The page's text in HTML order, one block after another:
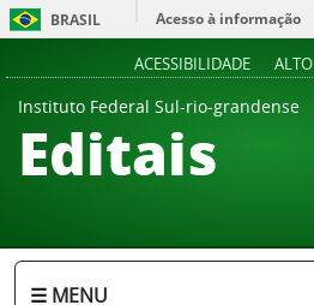
BRASIL
Acesso à informação
ACESSIBILIDADE
Instituto Federal Sul-rio-grandense
Editais
☰ MENU